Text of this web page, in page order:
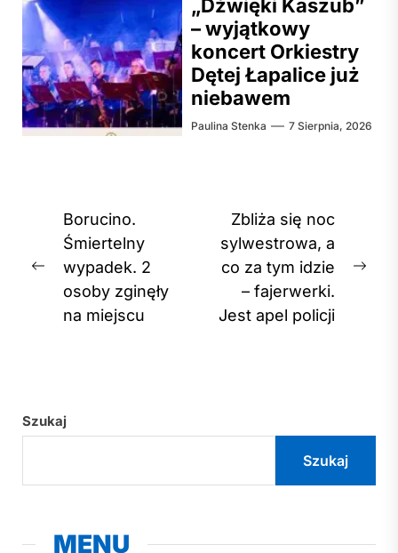
„Dźwięki Kaszub”
– wyjątkowy
koncert Orkiestry
Dętej Łapalice już
niebawem
Paulina Stenka 7 Sierpnia, 2026
Nawigacja
wpisu
Previous
post:
Borucino.
Śmiertelny
wypadek. 2
osoby zginęły
na miejscu
Zbliża się noc
sylwestrowa, a
co za tym idzie
– fajerwerki.
Jest apel policji
Szukaj
Szukaj
MENU